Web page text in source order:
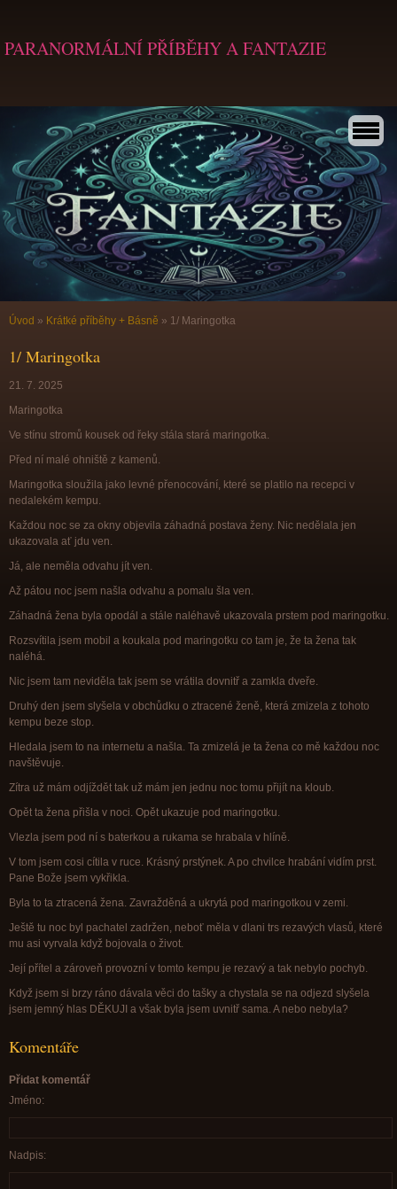
PARANORMÁLNÍ PŘÍBĚHY A FANTAZIE
Úvod » Krátké příběhy + Básně » 1/ Maringotka
1/ Maringotka
21. 7. 2025
Maringotka
Ve stínu stromů kousek od řeky stála stará maringotka.
Před ní malé ohniště z kamenů.
Maringotka sloužila jako levné přenocování, které se platilo na recepci v
nedalekém kempu.
Každou noc se za okny objevila záhadná postava ženy. Nic nedělala jen
ukazovala ať jdu ven.
Já, ale neměla odvahu jít ven.
Až pátou noc jsem našla odvahu a pomalu šla ven.
Záhadná žena byla opodál a stále naléhavě ukazovala prstem pod maringotku.
Rozsvítila jsem mobil a koukala pod maringotku co tam je, že ta žena tak
naléhá.
Nic jsem tam neviděla tak jsem se vrátila dovnitř a zamkla dveře.
Druhý den jsem slyšela v obchůdku o ztracené ženě, která zmizela z tohoto
kempu beze stop.
Hledala jsem to na internetu a našla. Ta zmizelá je ta žena co mě každou noc
navštěvuje.
Zítra už mám odjíždět tak už mám jen jednu noc tomu přijít na kloub.
Opět ta žena přišla v noci. Opět ukazuje pod maringotku.
Vlezla jsem pod ní s baterkou a rukama se hrabala v hlíně.
V tom jsem cosi cítila v ruce. Krásný prstýnek. A po chvilce hrabání vidím prst.
Pane Bože jsem vykřikla.
Byla to ta ztracená žena. Zavražděná a ukrytá pod maringotkou v zemi.
Ještě tu noc byl pachatel zadržen, neboť měla v dlani trs rezavých vlasů, které
mu asi vyrvala když bojovala o život.
Její přítel a zároveň provozní v tomto kempu je rezavý a tak nebylo pochyb.
Když jsem si brzy ráno dávala věci do tašky a chystala se na odjezd slyšela
jsem jemný hlas DĚKUJI a však byla jsem uvnitř sama. A nebo nebyla?
Komentáře
Přidat komentář
Jméno:
Nadpis: